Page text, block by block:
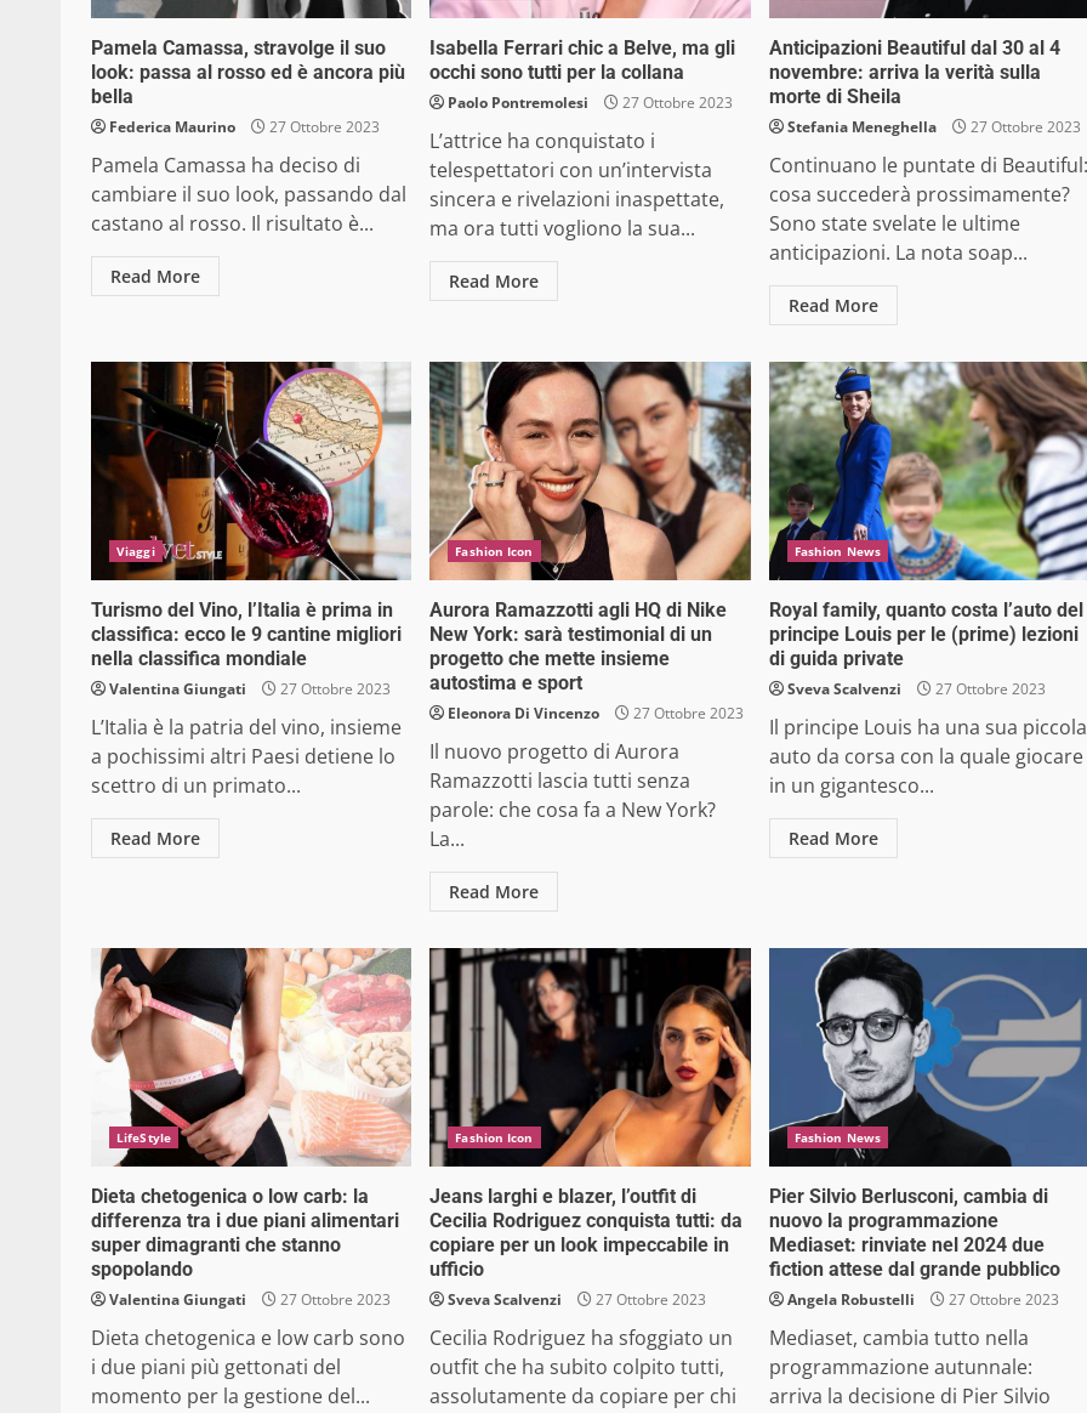
Pamela Camassa, stravolge il suo
look: passa al rosso ed è ancora più
bella
Federica Maurino 27 Ottobre 2023
Pamela Camassa ha deciso di
cambiare il suo look, passando dal
castano al rosso. Il risultato è...
Read More
Isabella Ferrari chic a Belve, ma gli
occhi sono tutti per la collana
Paolo Pontremolesi 27 Ottobre 2023
L’attrice ha conquistato i
telespettatori con un’intervista
sincera e rivelazioni inaspettate,
ma ora tutti vogliono la sua...
Read More
Anticipazioni Beautiful dal 30 al 4
novembre: arriva la verità sulla
morte di Sheila
Stefania Meneghella 27 Ottobre 2023
Continuano le puntate di Beautiful:
cosa succederà prossimamente?
Sono state svelate le ultime
anticipazioni. La nota soap...
Read More
Viaggi
Turismo del Vino, l’Italia è prima in
classifica: ecco le 9 cantine migliori
nella classifica mondiale
Valentina Giungati 27 Ottobre 2023
L’Italia è la patria del vino, insieme
a pochissimi altri Paesi detiene lo
scettro di un primato...
Read More
Fashion Icon
Aurora Ramazzotti agli HQ di Nike
New York: sarà testimonial di un
progetto che mette insieme
autostima e sport
Eleonora Di Vincenzo 27 Ottobre 2023
Il nuovo progetto di Aurora
Ramazzotti lascia tutti senza
parole: che cosa fa a New York?
La...
Read More
Fashion News
Royal family, quanto costa l’auto del
principe Louis per le (prime) lezioni
di guida private
Sveva Scalvenzi 27 Ottobre 2023
Il principe Louis ha una sua piccola
auto da corsa con la quale giocare
in un gigantesco...
Read More
LifeStyle
Dieta chetogenica o low carb: la
differenza tra i due piani alimentari
super dimagranti che stanno
spopolando
Valentina Giungati 27 Ottobre 2023
Dieta chetogenica e low carb sono
i due piani più gettonati del
momento per la gestione del...
Fashion Icon
Jeans larghi e blazer, l’outfit di
Cecilia Rodriguez conquista tutti: da
copiare per un look impeccabile in
ufficio
Sveva Scalvenzi 27 Ottobre 2023
Cecilia Rodriguez ha sfoggiato un
outfit che ha subito colpito tutti,
assolutamente da copiare per chi
Fashion News
Pier Silvio Berlusconi, cambia di
nuovo la programmazione
Mediaset: rinviate nel 2024 due
fiction attese dal grande pubblico
Angela Robustelli 27 Ottobre 2023
Mediaset, cambia tutto nella
programmazione autunnale:
arriva la decisione di Pier Silvio